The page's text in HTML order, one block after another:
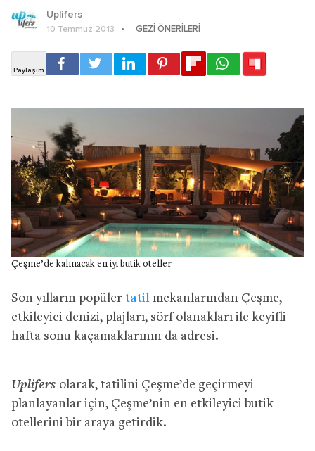
Uplifers
10 Temmuz 2013 GEZI ÖNERILERI
Çeşme’de kalınacak en iyi butik oteller
Son yılların popüler tatil mekanlarından Çeşme,
etkileyici denizi, plajları, sörf olanakları ile keyifli
hafta sonu kaçamaklarının da adresi.
Uplifers olarak, tatilini Çeşme’de geçirmeyi
planlayanlar için, Çeşme’nin en etkileyici butik
otellerini bir araya getirdik.